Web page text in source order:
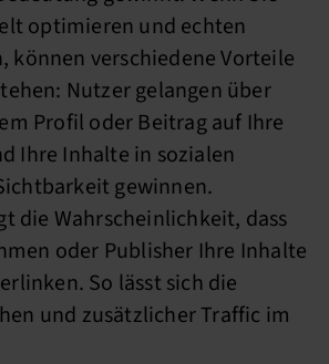
optimieren und echten
können verschiedene Vorteile
Nutzer gelangen über
Profil oder Beitrag auf Ihre
Ihre Inhalte in sozialen
gewinnen.
die Wahrscheinlichkeit, dass
oder Publisher Ihre Inhalte
So lässt sich die
und zusätzlicher Traffic im